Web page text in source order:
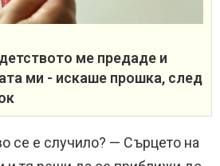
ме предаде и
ми - искаше прошка, след
се е случило? — Сърцето на